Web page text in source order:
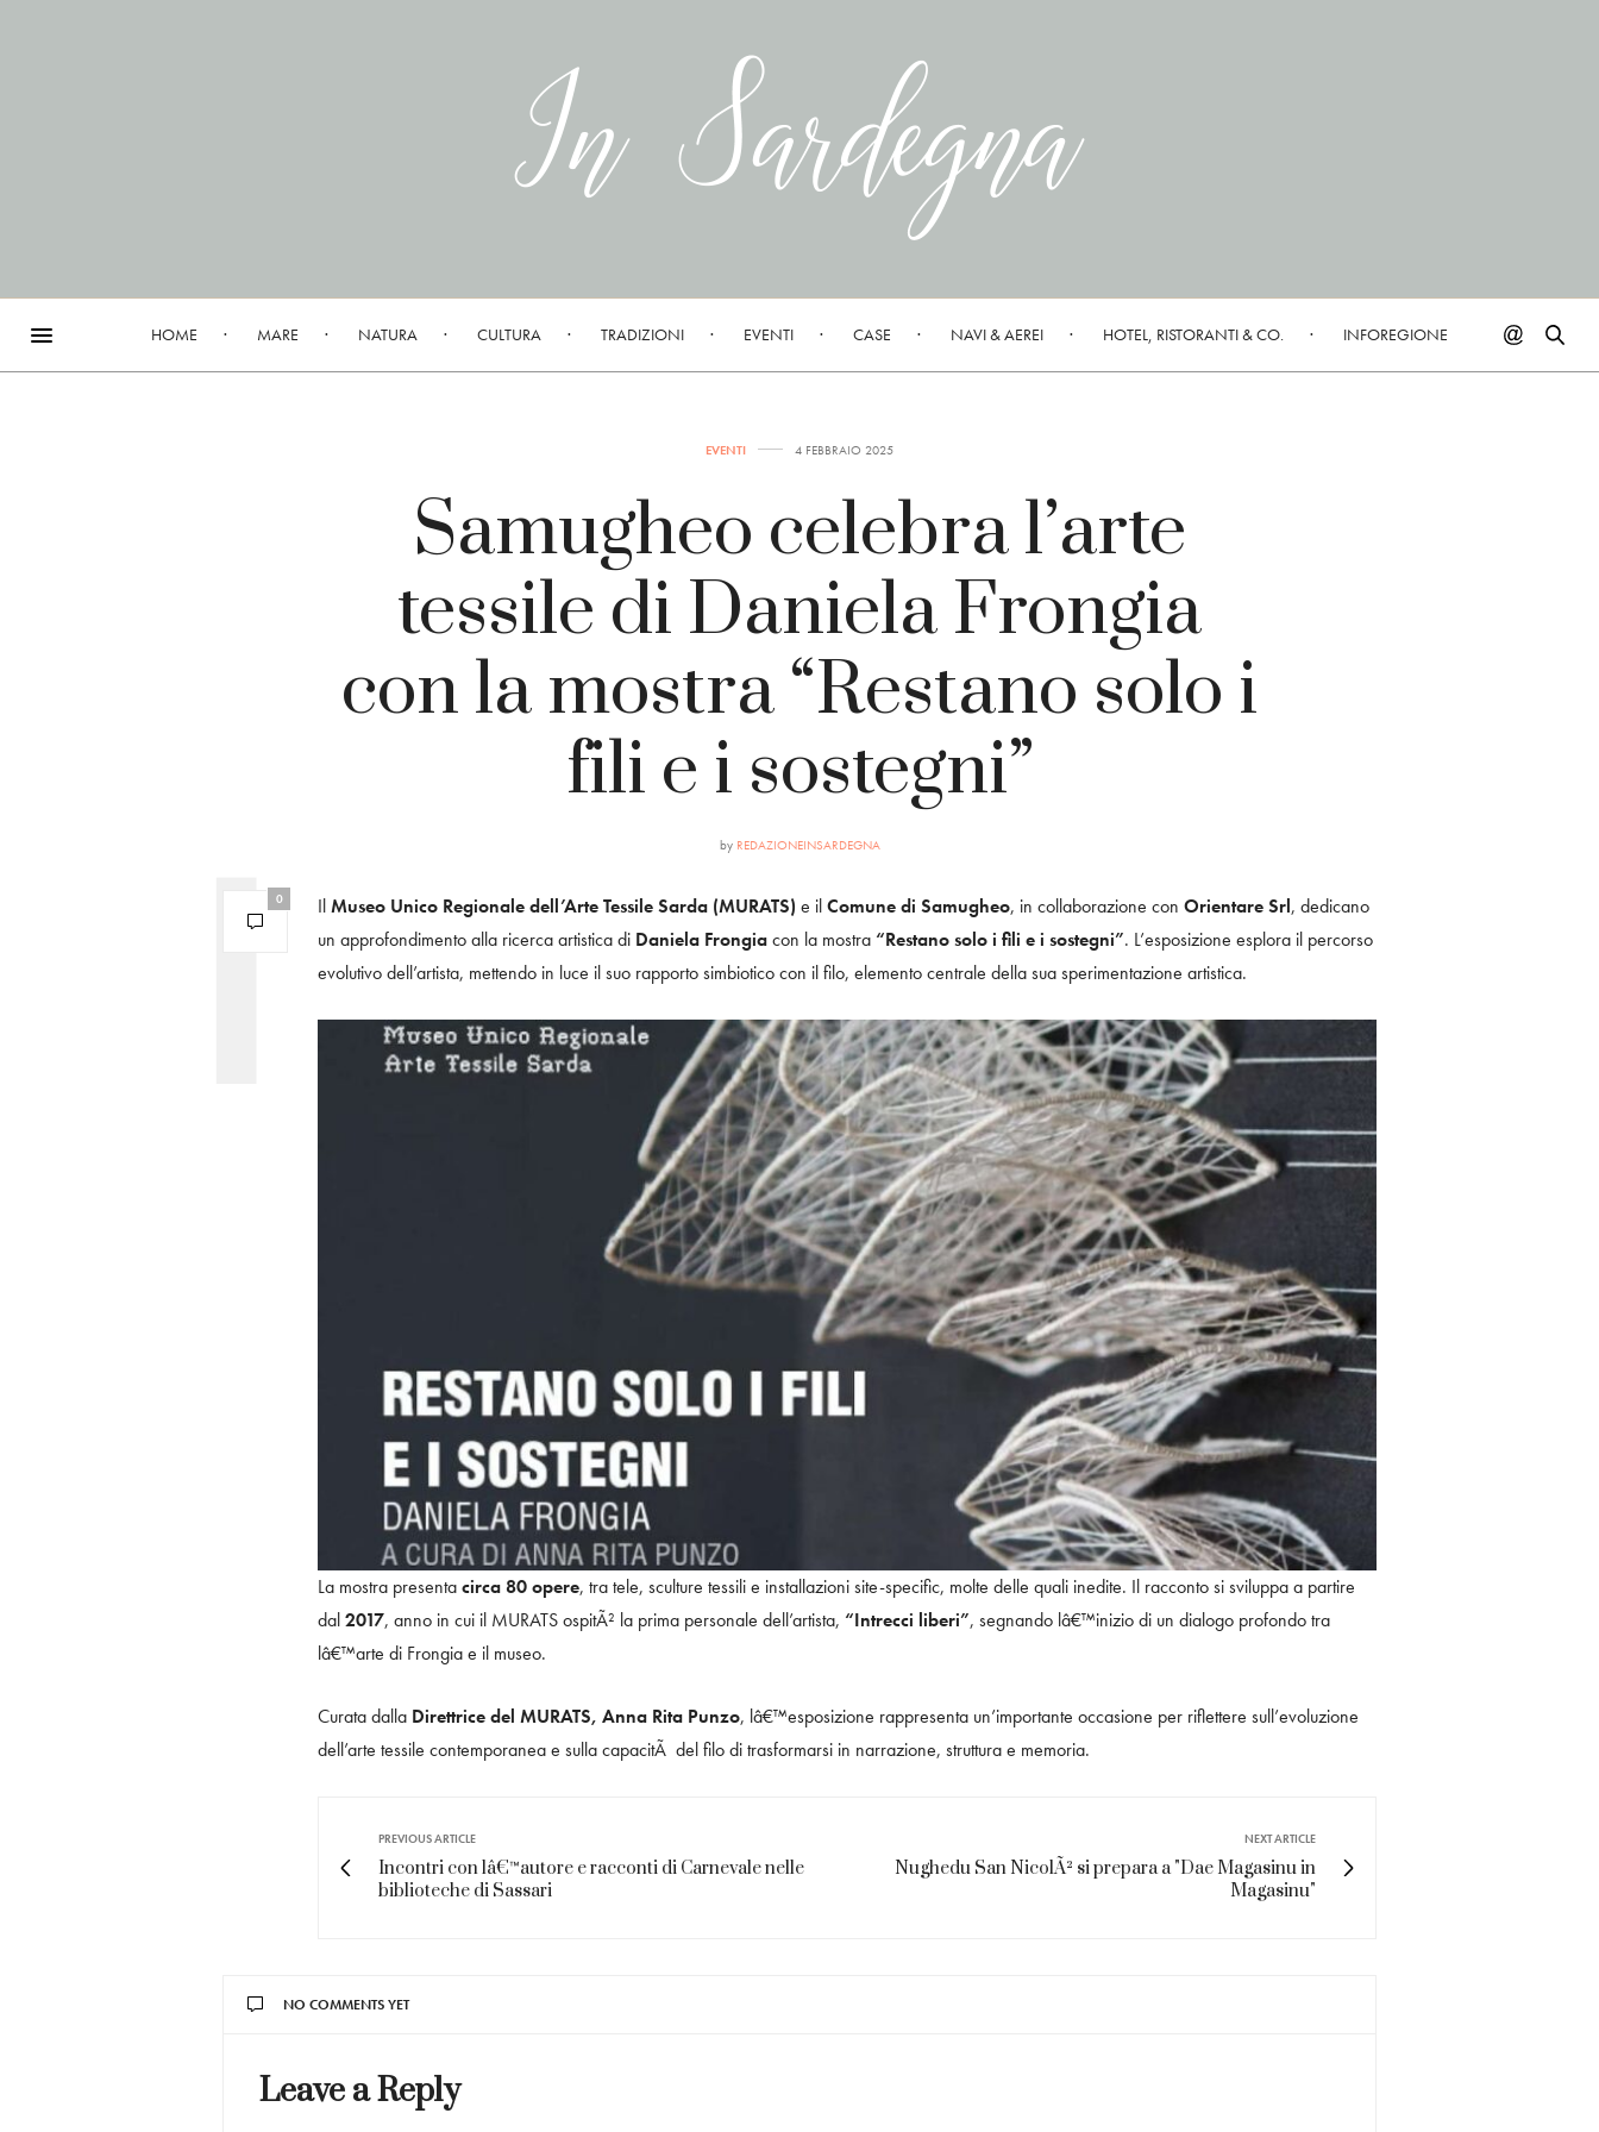
HOME MARE NATURA CULTURA TRADIZIONI EVENTI CASE NAVI & AEREI HOTEL, RISTORANTI & CO. INFOREGIONE
EVENTI 4 FEBBRAIO 2025
Samugheo celebra l’arte
tessile di Daniela Frongia
con la mostra “Restano solo i
fili e i sostegni”
by REDAZIONEINSARDEGNA
0 IlMuseo Unico Regionale dell’Arte Tessile Sarda (MURATS) e ilComune di Samugheo, in collaborazione con Orientare Srl, dedicano
un approfondimento alla ricerca artistica di Daniela Frongiacon la mostra “Restano solo i fili e i sostegni”. L’esposizione esplora il percorso
evolutivo dell’artista, mettendo in luce il suo rapporto simbiotico con il filo, elemento centrale della sua sperimentazione artistica.
La mostra presentacirca 80 opere, tra tele, sculture tessili e installazioni site-specific, molte delle quali inedite. Il racconto si sviluppa a partire
dal2017, anno in cui il MURATS ospitÃ² la prima personale dell’artista, “Intrecci liberi”, segnando lâ€™inizio di un dialogo profondo tra
lâ€™arte di Frongia e il museo.
Curata dalla Direttrice del MURATS, Anna Rita Punzo, lâ€™esposizione rappresenta un’importante occasione per riflettere sull’evoluzione
dell’arte tessile contemporanea e sulla capacitÃ del filo di trasformarsi in narrazione, struttura e memoria.
PREVIOUS ARTICLE
Incontri con lâ€™autore e racconti di Carnevale nelle
biblioteche di Sassari
NEXT ARTICLE
Nughedu San NicolÃ² si prepara a "Dae Magasinu in
Magasinu"
NO COMMENTS YET
Leave a Reply